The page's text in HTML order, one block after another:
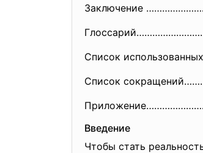
Заключение
Список
Список
Введение
Чтобы стать